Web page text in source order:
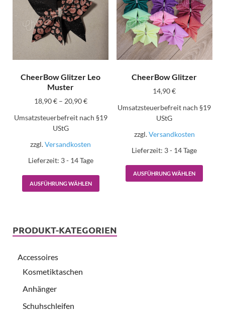
CheerBow Glitzer Leo
Muster
18,90€– 20,90€
Umsatzsteuerbefreit nach §19
UStG
zzgl.Versandkosten
Lieferzeit: 3 - 14 Tage
AUSFÜHRUNG WÄHLEN
CheerBow Glitzer
14,90€
Umsatzsteuerbefreit nach §19
UStG
zzgl.Versandkosten
Lieferzeit: 3 - 14 Tage
AUSFÜHRUNG WÄHLEN
PRODUKT-KATEGORIEN
Accessoires
Kosmetiktaschen
Anhänger
Schuhschleifen